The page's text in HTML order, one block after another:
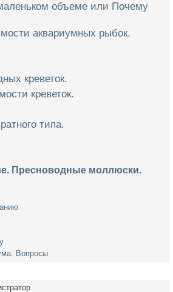
объеме или Почему
аквариумных рыбок.
креветок.
креветок.
типа.
Пресноводные моллюски.
Вопросы